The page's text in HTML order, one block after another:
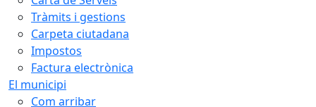
Tràmits i gestions
Carpeta ciutadana
Impostos
Factura electrònica
El municipi
Com arribar